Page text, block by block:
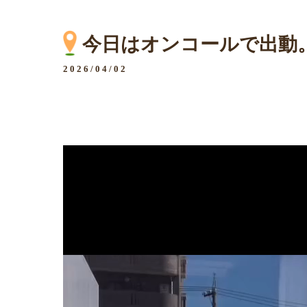
今日はオンコールで出動
2026/04/02